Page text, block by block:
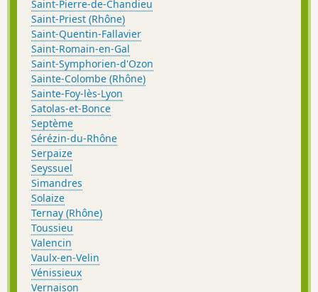
Saint-Pierre-de-Chandieu
Saint-Priest (Rhône)
Saint-Quentin-Fallavier
Saint-Romain-en-Gal
Saint-Symphorien-d'Ozon
Sainte-Colombe (Rhône)
Sainte-Foy-lès-Lyon
Satolas-et-Bonce
Septème
Sérézin-du-Rhône
Serpaize
Seyssuel
Simandres
Solaize
Ternay (Rhône)
Toussieu
Valencin
Vaulx-en-Velin
Vénissieux
Vernaison